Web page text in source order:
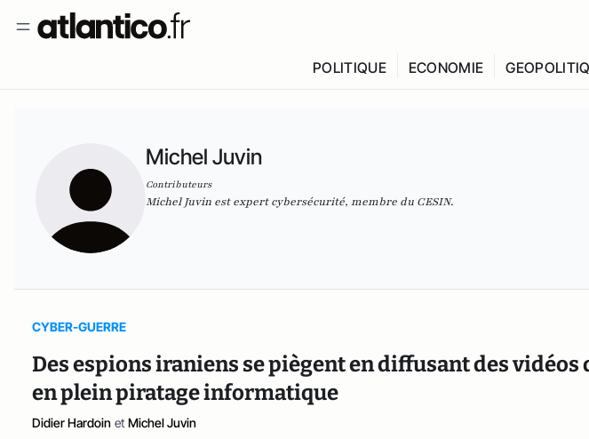
POLITIQUE ECONOMIE
Michel Juvin
Contributeurs
Michel Juvin est expert cybersécurité, membre du CESIN.
CYBER-GUERRE
Des espions iraniens se piègent en diffusant des vidéos
en plein piratage informatique
Didier Hardoin et Michel Juvin